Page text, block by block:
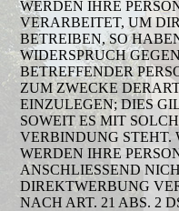
WERDEN IHRE
VERARBEITET, UM
BETREIBEN, SO
WIDERSPRUCH
BETREFFENDER
ZUM ZWECKE
EINZULEGEN; DIES
SOWEIT ES MIT
VERBINDUNG STEHT.
WERDEN IHRE
ANSCHLIESSEND
DIREKTWERBUNG
NACH ART. 21 ABS. 2